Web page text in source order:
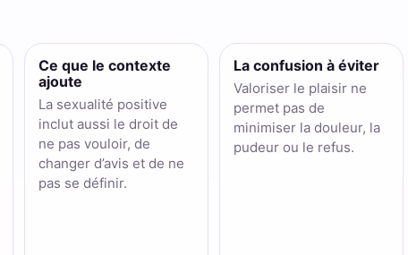
Ce que le contexte
ajoute
La sexualité positive
inclut aussi le droit de
ne pas vouloir, de
changer d’avis et de ne
pas se définir.
La confusion à éviter
Valoriser le plaisir ne
permet pas de
minimiser la douleur, la
pudeur ou le refus.